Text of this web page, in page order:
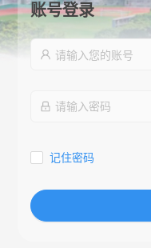
账号登录
记住密码